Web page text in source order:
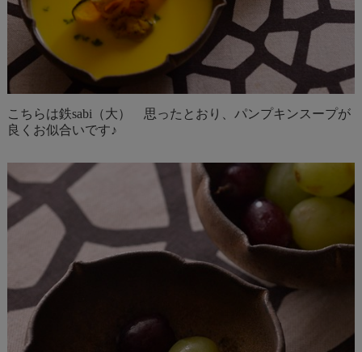
こちらは鉄sabi（大） 思ったとおり、パンプキンスープが
良くお似合いです♪